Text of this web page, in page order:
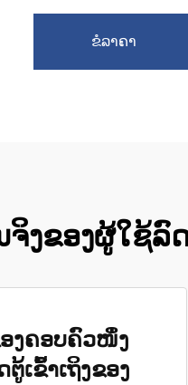
ຂໍລາຄາ
ຂອງຜູ້ໃຊ້ລົດ
ງຄອບຄົວໜຶ່ງ
ເຂົ້າເຖິງຂອງ